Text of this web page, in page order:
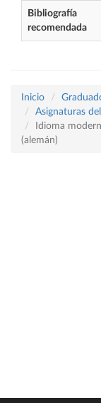
Bibliografía
recomendada
Inicio
Asignaturas
Idioma
(alemán)